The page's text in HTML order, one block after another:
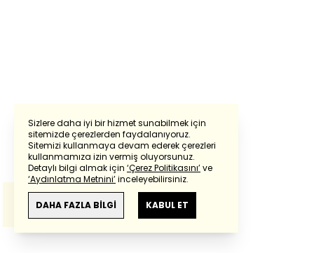
Sizlere daha iyi bir hizmet sunabilmek için
sitemizde çerezlerden faydalanıyoruz.
Sitemizi kullanmaya devam ederek çerezleri
kullanmamıza izin vermiş oluyorsunuz.
Detaylı bilgi almak için ‘Çerez Politikasını’ve
‘Aydınlatma Metnini’inceleyebilirsiniz.
DAHA FAZLA BİLGİ KABUL ET
Powered by Translate
Bu çevirideGoogle Transletekullanılmıştır.
Anlam ve çeviri hatalarından
haberturk.com
sorumlu değildir.